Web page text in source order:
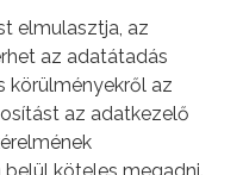
elmulasztja, az
az adatátadás
körülményekről az
az adatkezelő
köteles megadni.